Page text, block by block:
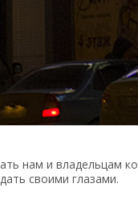
нам и владельцам
своими глазами.